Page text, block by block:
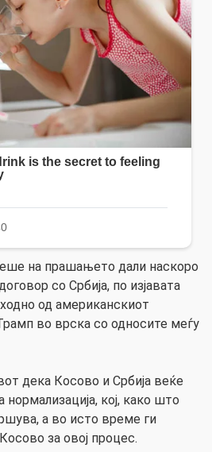
на прашањето дали наскоро
со Србија, по изјавата
од американскиот
во врска со односите меѓу
дека Косово и Србија веќе
нормализација, кој, како што
а во исто време ги
за овој процес.